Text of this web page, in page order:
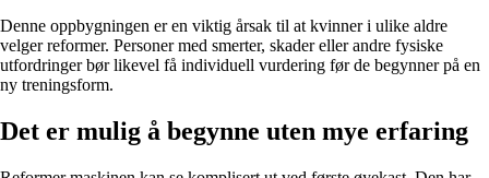
Denne oppbygningen er en viktig årsak til at kvinner i ulike aldre
velger reformer. Personer med smerter, skader eller andre fysiske
utfordringer bør likevel få individuell vurdering før de begynner på en
ny treningsform.
Det er mulig å begynne uten mye erfaring